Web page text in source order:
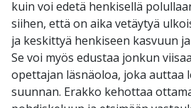
kuin voi edetä henkisellä
siihen, että on aika vetäytyä
ja keskittyä henkiseen kasvuun
Se voi myös edustaa jonkun
opettajan läsnäoloa, joka auttaa
suunnan. Erakko kehottaa